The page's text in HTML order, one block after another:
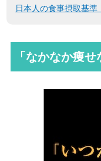
日本人の食事摂取基
「なかなか痩